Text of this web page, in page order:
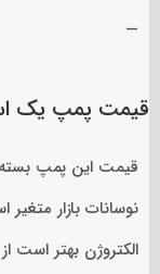
—
قیمت پمپ یک
قیمت این پمپ بسته
نوسانات بازار
الکتروژن بهتر است